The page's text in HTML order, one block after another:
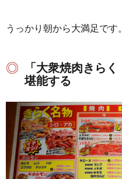
うっかり朝から大満足です。
「大衆焼肉きら
堪能する